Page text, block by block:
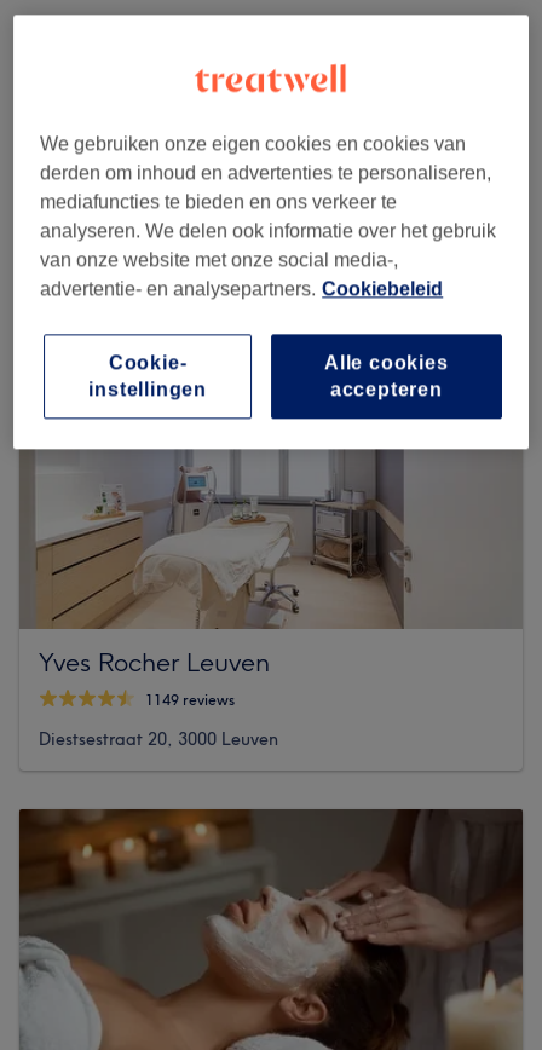
Vind de beste salons bij jou in de buurt
Zoek op Treatwell
Yves Rocher Leuven
1149 reviews
Diestsestraat 20, 3000 Leuven
We gebruiken onze eigen cookies en cookies van
derden om inhoud en advertenties te personaliseren,
mediafuncties te bieden en ons verkeer te
analyseren. We delen ook informatie over het gebruik
van onze website met onze social media-,
advertentie- en analysepartners. Cookiebeleid
Alle cookies
accepteren
Cookie-
instellingen